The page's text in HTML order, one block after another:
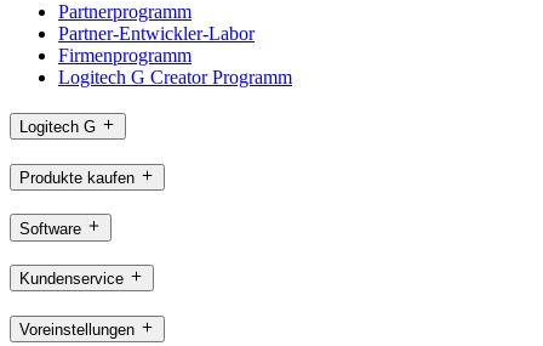
Partnerprogramm
Partner-Entwickler-Labor
Firmenprogramm
Logitech G Creator Programm
Logitech G
Produkte kaufen
Software
Kundenservice
Voreinstellungen